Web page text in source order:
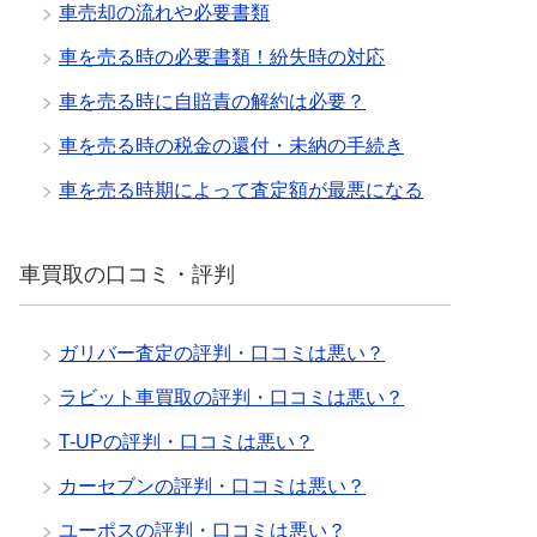
車売却の流れや必要書類
車を売る時の必要書類！紛失時の対応
車を売る時に自賠責の解約は必要？
車を売る時の税金の還付・未納の手続き
車を売る時期によって査定額が最悪になる
車買取の口コミ・評判
ガリバー査定の評判・口コミは悪い？
ラビット車買取の評判・口コミは悪い？
T-UPの評判・口コミは悪い？
カーセブンの評判・口コミは悪い？
ユーポスの評判・口コミは悪い？